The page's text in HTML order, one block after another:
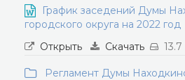
График заседений Думы
городского округа на 2022 год
Открыть
Скачать
Регламент Думы